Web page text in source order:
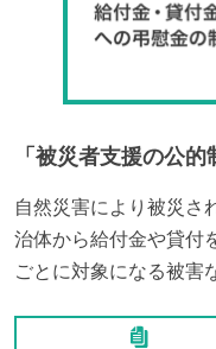
「 被災者支援の公的
自然災害により被災さ
治体から給付金や貸付
ごとに対象になる被害